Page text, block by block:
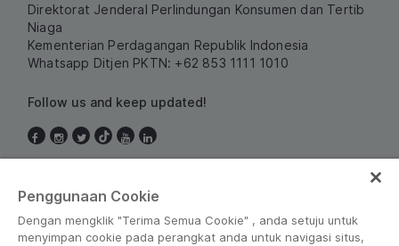
Direktorat Jenderal Perlindungan Konsumen dan Tertib
Niaga
Kementerian Perdagangan Republik Indonesia
Whatsapp Ditjen PKTN: +62 853 1111 1010
Follow us and keep updated!
Penggunaan Cookie
Dengan mengklik "Terima Semua Cookie" , anda setuju untuk
menyimpan cookie pada perangkat anda untuk navigasi situs,